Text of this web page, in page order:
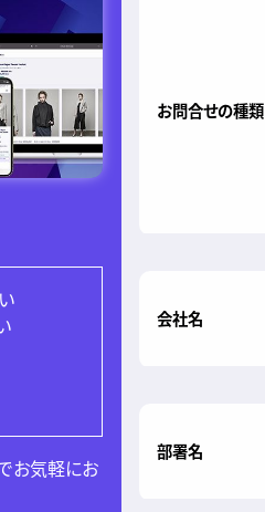
お気軽にお
お問合せの種類
会社名
部署名